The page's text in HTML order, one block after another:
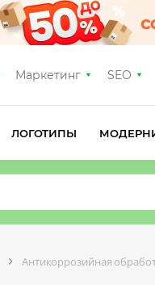
Маркетинг SEO
ЛОГОТИПЫ
Антикоррозийная